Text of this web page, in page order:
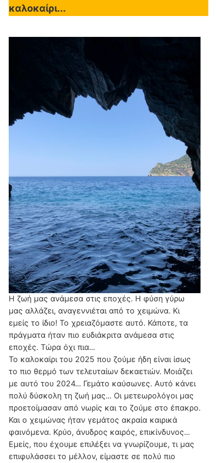
καλοκαίρι...
Η ζωή μας ανάμεσα στις εποχές. Η φύση γύρω
μας αλλάζει, αναγεννιέται από το χειμώνα. Κι
εμείς το ίδιο! Το χρειαζόμαστε αυτό. Κάποτε, τα
πράγματα ήταν πιο ευδιάκριτα ανάμεσα στις
εποχές. Τώρα όχι πια...
Το καλοκαίρι του 2025 που ζούμε ήδη είναι ίσως
το πιο θερμό των τελευταίων δεκαετιών. Μοιάζει
με αυτό του 2024... Γεμάτο καύσωνες. Αυτό κάνει
πολύ δύσκολη τη ζωή μας... Οι μετεωρολόγοι μας
προετοίμασαν από νωρίς και το ζούμε στο έπακρο.
Και ο χειμώνας ήταν γεμάτος ακραία καιρικά
φαινόμενα. Κρύο, άνυδρος καιρός, επικίνδυνος...
Εμείς, που έχουμε επιλέξει να γνωρίζουμε, τι μας
επιφυλάσσει το μέλλον, είμαστε σε πολύ πιο